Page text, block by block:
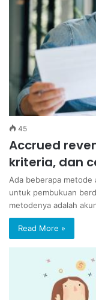
45
Accrued
kriteria, dan
Ada beberapa metode
untuk pembukuan
metodenya adalah
Read More »